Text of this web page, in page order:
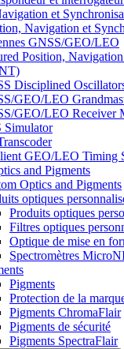
et
Navigation et
GNSS/GEO/LEO
Position,
Disciplined
GEO/LEO
GEO/LEO Receiver
Simulator
GEO/LEO Timing
and Pigments
Optics and Pigments
optiques
Produits optiques
Filtres optiques
Optique de mise en
Spectromètres
Pigments
Protection de la
Pigments ChromaFlair
Pigments de sécurité
Pigments SpectraFlair